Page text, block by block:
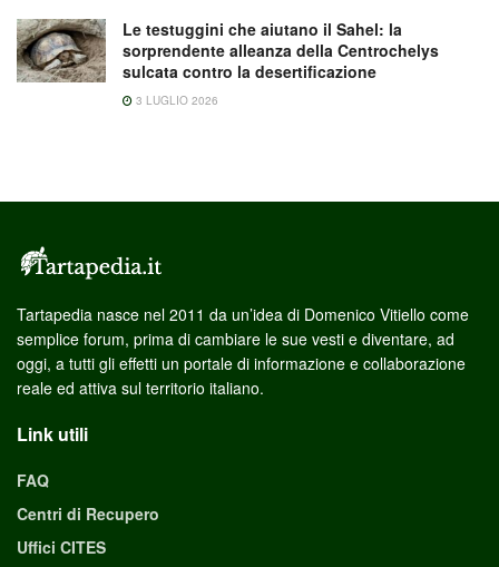
Le testuggini che aiutano il Sahel: la
sorprendente alleanza della Centrochelys
sulcata contro la desertificazione
3 LUGLIO 2026
Tartapedia nasce nel 2011 da un’idea di Domenico Vitiello come
semplice forum, prima di cambiare le sue vesti e diventare, ad
oggi, a tutti gli effetti un portale di informazione e collaborazione
reale ed attiva sul territorio italiano.
Link utili
FAQ
Centri di Recupero
Uffici CITES